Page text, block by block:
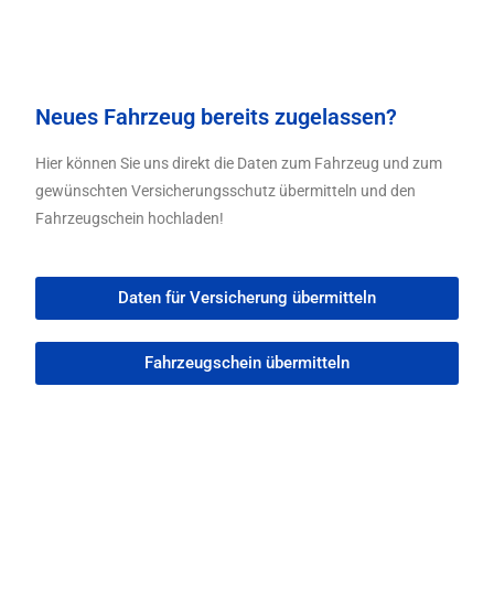
Neues Fahrzeug bereits zugelassen?
Hier können Sie uns direkt die Daten zum Fahrzeug und zum
gewünschten Versicherungsschutz übermitteln und den
Fahrzeugschein hochladen!
Daten für Versicherung übermitteln
Fahrzeugschein übermitteln